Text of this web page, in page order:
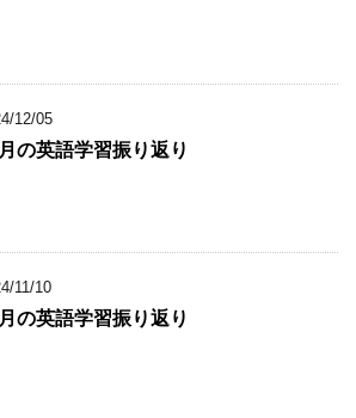
12/05
の英語学習振り返り
11/10
の英語学習振り返り